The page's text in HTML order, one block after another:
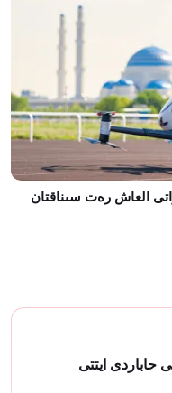
العاش رەت سىناقتان
حاباردى ايتتى